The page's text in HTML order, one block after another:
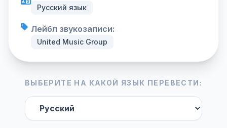
Русский язык
Лейбл звукозаписи:
United Music Group
ВЫБЕРИТЕ НА КАКОЙ ЯЗЫК ПЕРЕВЕСТИ: